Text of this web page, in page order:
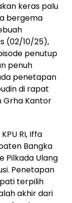
keras palu
bergema
(02/10/25),
penutup
penuh
penetapan
di rapat
Grha Kantor
RI, Iffa
Bangka
Pilkada Ulang
Penetapan
terpilih
akhir dari